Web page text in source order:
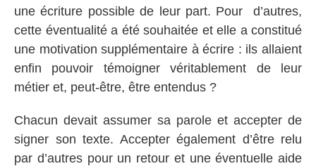
une écriture possible de leur part. Pour d’autres,
cette éventualité a été souhaitée et elle a constitué
une motivation supplémentaire à écrire : ils allaient
enfin pouvoir témoigner véritablement de leur
métier et, peut-être, être entendus ?
Chacun devait assumer sa parole et accepter de
signer son texte. Accepter également d’être relu
par d’autres pour un retour et une éventuelle aide